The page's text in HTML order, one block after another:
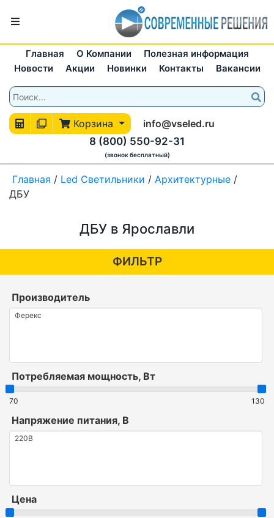
Главная О Компании
Полезная информация
Новости
Акции Новинки Контакты Вакансии
Корзина
info@vseled.ru
8 (800) 550-92-31
(звонок бесплатный)
Главная / Led Светильники / Архитектурные /
ДБУ
ДБУ в Ярославли
ФИЛЬТР
Производитель
Потребляемая мощность, Вт
70 130
Напряжение питания, В
Цена